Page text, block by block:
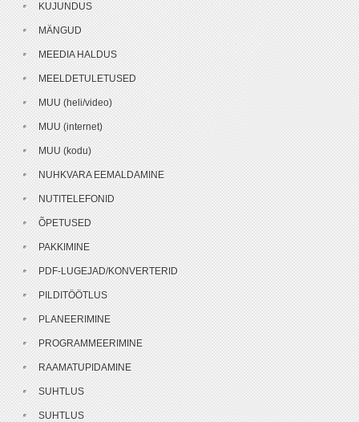
KUJUNDUS
MÄNGUD
MEEDIA HALDUS
MEELDETULETUSED
MUU (heli/video)
MUU (internet)
MUU (kodu)
NUHKVARA EEMALDAMINE
NUTITELEFONID
ÕPETUSED
PAKKIMINE
PDF-LUGEJAD/KONVERTERID
PILDITÖÖTLUS
PLANEERIMINE
PROGRAMMEERIMINE
RAAMATUPIDAMINE
SUHTLUS
SUHTLUS